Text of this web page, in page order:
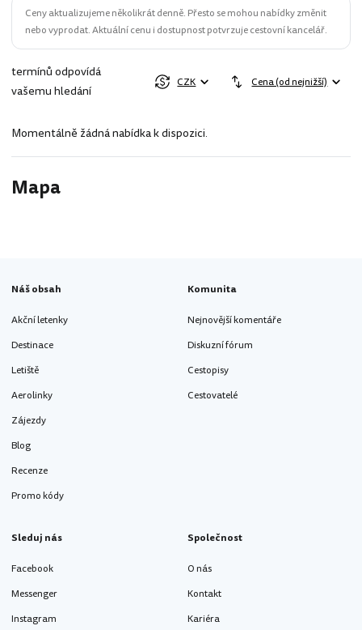
Ceny aktualizujeme několikrát denně. Přesto se mohou nabídky změnit
nebo vyprodat. Aktuální cenu i dostupnost potvrzuje cestovní kancelář.
termínů odpovídá
vašemu hledání
CZK Cena (od nejnižší)
Momentálně žádná nabídka k dispozici.
Mapa
Náš obsah
Akční letenky
Destinace
Letiště
Aerolinky
Zájezdy
Blog
Recenze
Promo kódy
Komunita
Nejnovější komentáře
Diskuzní fórum
Cestopisy
Cestovatelé
Sleduj nás
Facebook
Messenger
Instagram
Společnost
O nás
Kontakt
Kariéra